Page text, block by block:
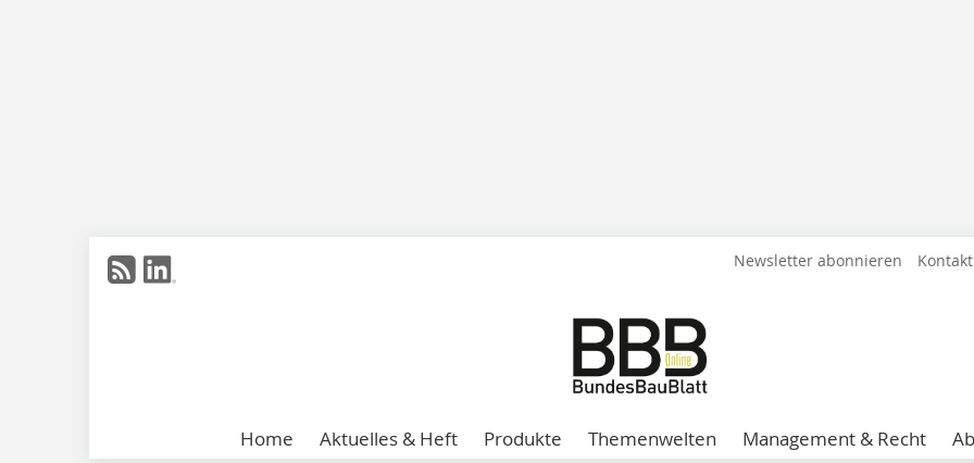
Newsletter abonnieren
Home Aktuelles & Heft Produkte Themenwelten Management & Recht